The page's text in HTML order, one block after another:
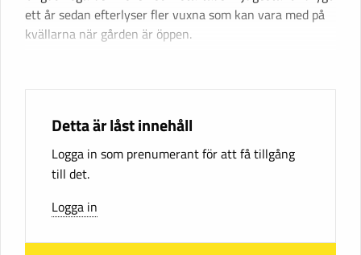
ett år sedan efterlyser fler vuxna som kan vara med på
kvällarna när gården är öppen.
Detta är låst innehåll
Logga in som prenumerant för att få tillgång
till det.
Logga in